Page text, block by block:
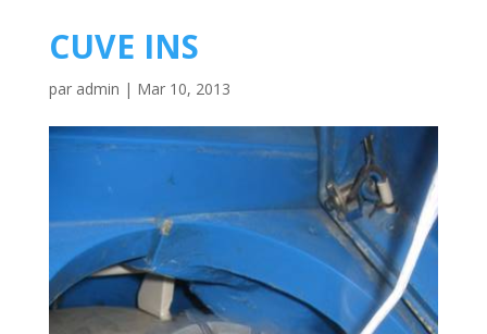
CUVE INS
par admin | Mar 10, 2013